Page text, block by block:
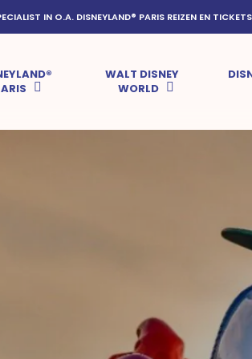
IN O.A. DISNEYLAND® PARIS REIZEN EN
WALT DISNEY
WORLD